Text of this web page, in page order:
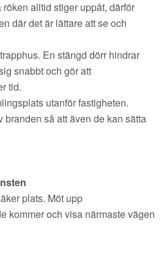
alltid stiger uppåt, därför
där det är lättare att se och
En stängd dörr hindrar
snabbt och gör att
tid.
utanför fastigheten.
branden så att även de kan sätta
plats. Möt upp
kommer och visa närmaste vägen